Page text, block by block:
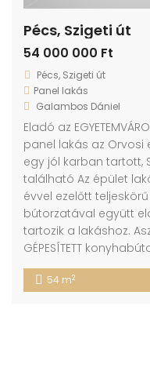
Pécs, Szigeti út
54 000 000 Ft
Pécs, Szigeti út
Panel lakás
Galambos Dániel
Eladó az
panel lakás az Orvosi
egy jól karban tartott,
található Az épület
évvel ezelőtt
bútorzatával együtt
tartozik a lakáshoz.
GÉPESÍTETT
54 m2